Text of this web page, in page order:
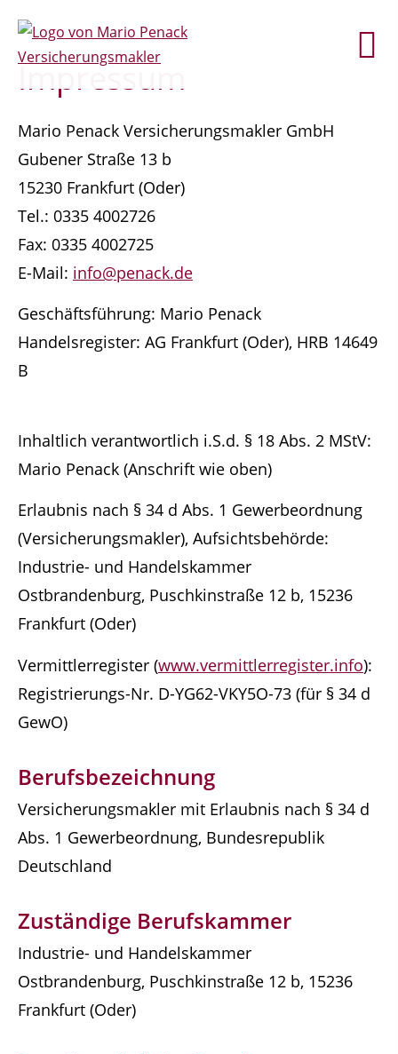
Impressum
Mario Penack Versicherungsmakler GmbH
Gubener Straße 13 b
15230 Frankfurt (Oder)
Tel.: 0335 4002726
Fax: 0335 4002725
E-Mail: info@penack.de
Geschäftsführung: Mario Penack
Handelsregister: AG Frankfurt (Oder), HRB 14649
B
Inhaltlich verantwortlich i.S.d. § 18 Abs. 2 MStV:
Mario Penack (Anschrift wie oben)
Erlaubnis nach § 34 d Abs. 1 Gewerbeordnung
(Versicherungsmakler), Aufsichtsbehörde:
Industrie- und Handelskammer
Ostbrandenburg, Puschkinstraße 12 b, 15236
Frankfurt (Oder)
Vermittlerregister (www.vermittlerregister.info):
Registrierungs-Nr. D-YG62-VKY5O-73 (für § 34 d
GewO)
Berufsbezeichnung
Versicherungsmakler mit Erlaubnis nach § 34 d
Abs. 1 Gewerbeordnung, Bundesrepublik
Deutschland
Zuständige Berufskammer
Industrie- und Handelskammer
Ostbrandenburg, Puschkinstraße 12 b, 15236
Frankfurt (Oder)